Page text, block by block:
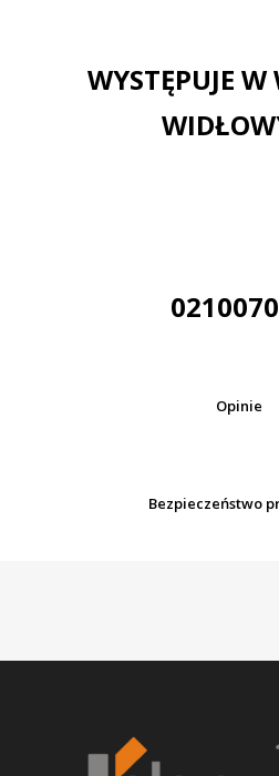
WYSTĘPUJE
Opinie
Bezpieczeństwo